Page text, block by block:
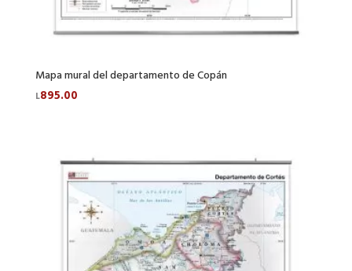
Mapa mural del departamento de Copán
L895.00